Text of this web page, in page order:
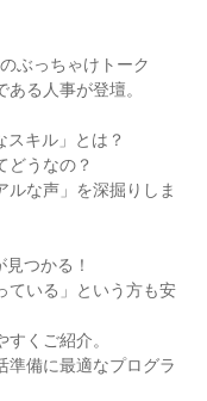
ぶっちゃけトーク
る人事が登壇。
スキル」とは？
どうなの？
ルな声」を深掘りしま
つかる！
ている」という方も安
くご紹介。
準備に最適なプログラ